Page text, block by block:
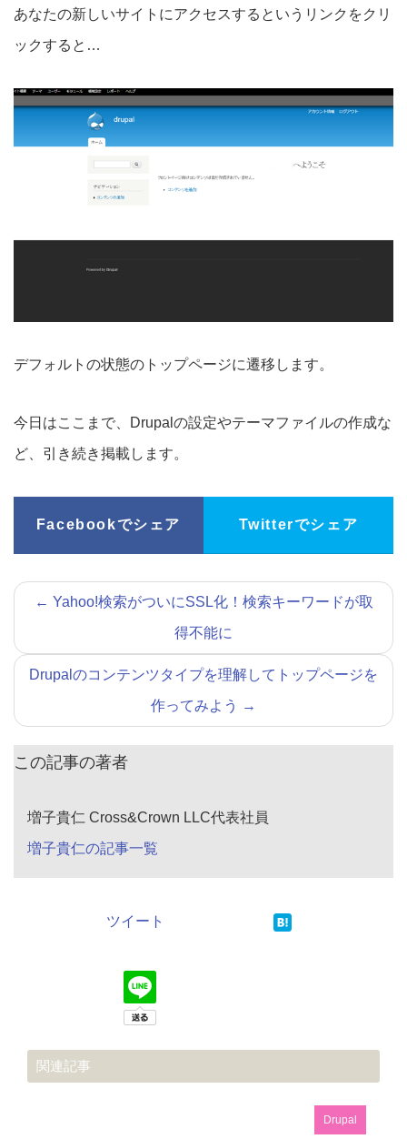
あなたの新しいサイトにアクセスするというリンクをクリ
ックすると…
デフォルトの状態のトップページに遷移します。
今日はここまで、Drupalの設定やテーマファイルの作成な
ど、引き続き掲載します。
Facebookでシェア Twitterでシェア
← Yahoo!検索がついにSSL化！検索キーワードが取
得不能に
Drupalのコンテンツタイプを理解してトップページを
作ってみよう
→
この記事の著者
増子貴仁 Cross&Crown LLC代表社員
増子貴仁の記事一覧
ツイート
関連記事
Drupal